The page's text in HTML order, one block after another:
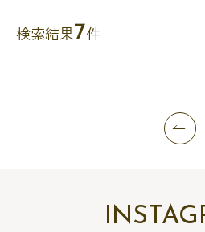
検索結果7件